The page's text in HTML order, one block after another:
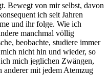
Bewegt von mir selbst, davon
ich seit Jahren
und ihr folge. Wie ich
manchmal völlig
beobachte, studiere immer
nicht hin und wieder, so
mich jeglichen Zwängen,
mit jedem Atemzug